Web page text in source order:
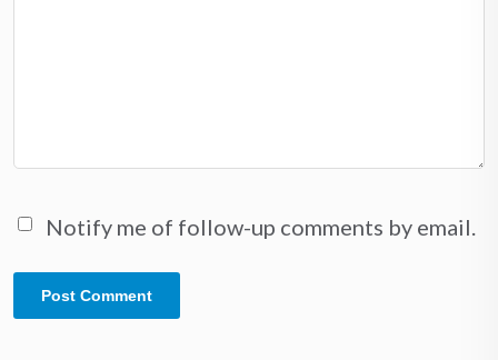
Notify me of follow-up comments by email.